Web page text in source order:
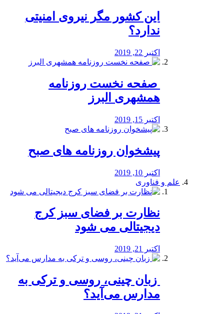
این کشور مگر نیروی امنیتی
ندارد؟
اکتبر 22, 2019
️ صفحه نخست روزنامه‌
همشهری البرز
اکتبر 15, 2019
پیشخوان روزنامه های صبح
اکتبر 10, 2019
علم و فناوری
نظارت بر فضای سبز کرج
دیجیتالی می شود
اکتبر 21, 2019
️ زبان چینی، روسی و ترکی به
مدارس می‌آید؟